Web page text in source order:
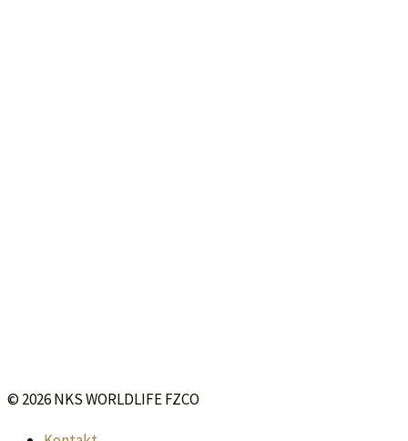
© 2026 NKS WORLDLIFE FZCO